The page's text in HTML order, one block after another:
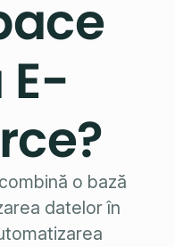
o bază
datelor în